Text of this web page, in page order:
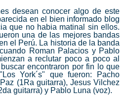
desean conocer algo de este
en el bien informado blog
que no habia matinal sin ellos.
una de las mejores bandas
el Perú. La historia de la banda
Roman Palacios y Pablo
a reclutar poco a poco al
encontraron por fin lo que
York´s" que fueron: Pacho
(1Ra guitarra), Jesus Vilchez
guitarra) y Pablo Luna (voz).